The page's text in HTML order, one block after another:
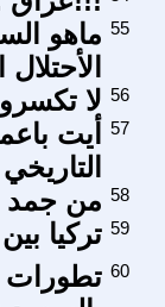
ماهو 55
لا 56
أيت
57
من جمد 58
تركيا 59
تطورات 60